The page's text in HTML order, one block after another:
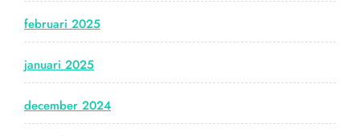
februari 2025
januari 2025
december 2024